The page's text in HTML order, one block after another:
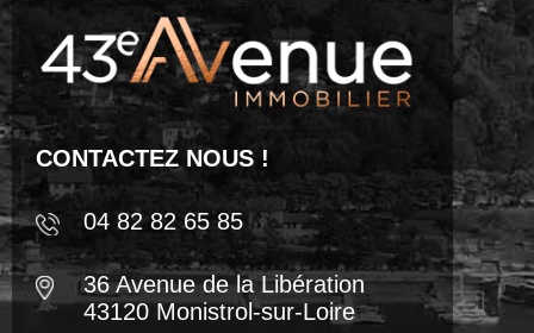
CONTACTEZ NOUS !
04 82 82 65 85
36 Avenue de la Libération
43120 Monistrol-sur-Loire